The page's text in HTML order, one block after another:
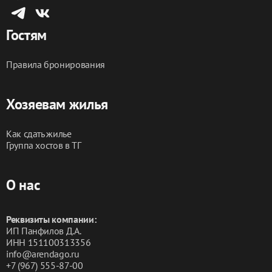
Гостям
Правила бронирования
Хозяевам жилья
Как сдать жилье
Группа хостов в ТГ
О нас
Реквизиты компании:
ИП Панфилов Д.А.
ИНН 151100313356
info@arendago.ru
+7 (967) 555-87-00